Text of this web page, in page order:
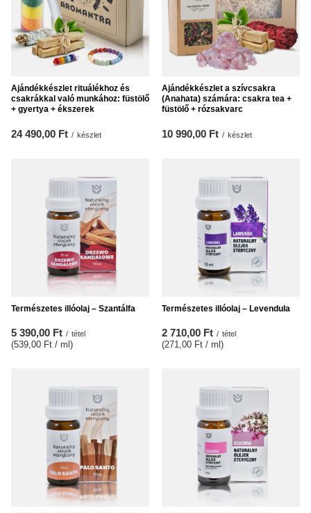
Ajándékkészlet rituálékhoz és
csakrákkal való munkához: füstölő
+ gyertya + ékszerek
24 490,00 Ft / készlet
Ajándékkészlet a szívcsakra
(Anahata) számára: csakra tea +
füstölő + rózsakvarc
10 990,00 Ft / készlet
Természetes illóolaj – Szantálfa
5 390,00 Ft / tétel
(539,00 Ft / ml )
Természetes illóolaj – Levendula
2 710,00 Ft / tétel
(271,00 Ft / ml )